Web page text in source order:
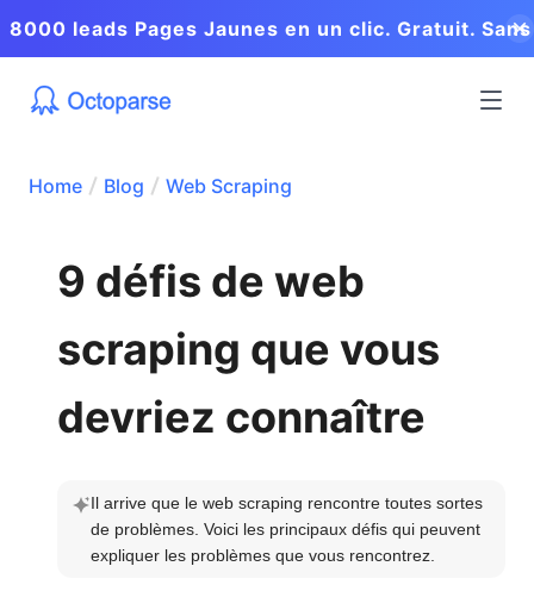
8000 leads Pages Jaunes en un clic. Gratuit. Sans
Home Blog Web Scraping
9 défis de web
scraping que vous
devriez connaître
Il arrive que le web scraping rencontre toutes sortes
de problèmes. Voici les principaux défis qui peuvent
expliquer les problèmes que vous rencontrez.